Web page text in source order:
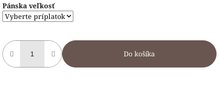
Pánska veľkosť
Do košíka